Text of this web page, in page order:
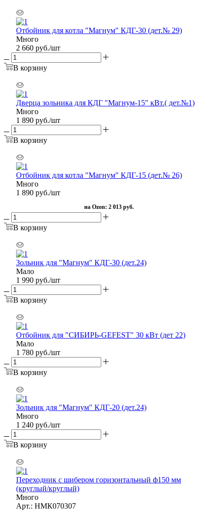
Отбойник для котла "Магнум" КДГ-30 (дет.№ 29)
Много
2 660 руб./шт
В корзину
Дверца зольника для КДГ "Магнум-15" кВт.( дет.№1)
Много
1 890 руб./шт
В корзину
Отбойник для котла "Магнум" КДГ-15 (дет.№ 26)
Много
1 890 руб./шт
на Ozon: 2 013 руб.
В корзину
Зольник для "Магнум" КДГ-30 (дет.24)
Мало
1 990 руб./шт
В корзину
Отбойник для "СИБИРЬ-GEFEST" 30 кВт (дет 22)
Мало
1 780 руб./шт
В корзину
Зольник для "Магнум" КДГ-20 (дет.24)
Много
1 240 руб./шт
В корзину
Переходник с шибером горизонтальный ф150 мм
(круглый/круглый)
Много
Арт.: НМК070307